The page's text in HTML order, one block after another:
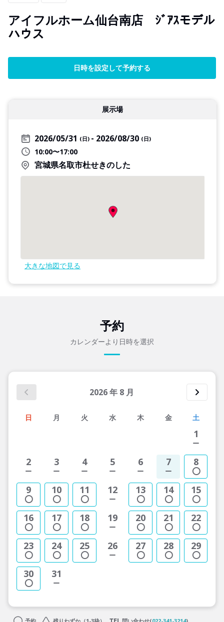
アイフルホーム仙台南店 ｼﾞｱｽモデル
ハウス
日時を設定して予約する
展示場
2026/05/31 (日) 2026/08/30 (日)
10:00〜17:00
宮城県名取市杜せきのした
大きな地図で見る
予約
カレンダーより日時を選択
2026年 8 月
日 月 火 水 木 金 土
1
2 3 4 5 6 7 8
9 10 11 12 13 14 15
16 17 18 19 20 21 22
23 24 25 26 27 28 29
30 31